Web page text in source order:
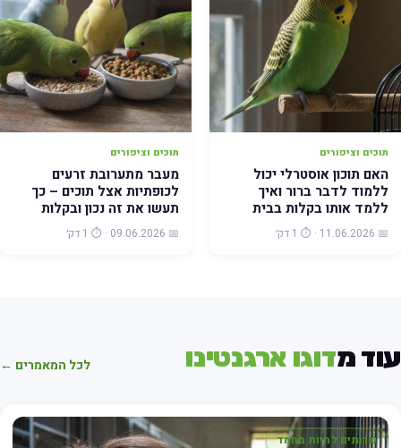
תוכים וציפורים
האם תוכון אוסטרלי יכול
ללמוד לדבר ברור ואיך
ללמד אותו בקלות בבית
📅 11.06.2026 · ⏱️ 1 דק׳
תוכים וציפורים
מעבר מתערובת זרעים
לכופתיות אצל תוכים – כך
תעשו את זה נכון ובקלות
📅 09.06.2026 · ⏱️ 1 דק׳
מדוגו ארגנטינו לכל המאמרים ←
שרותים לחיות מחמד